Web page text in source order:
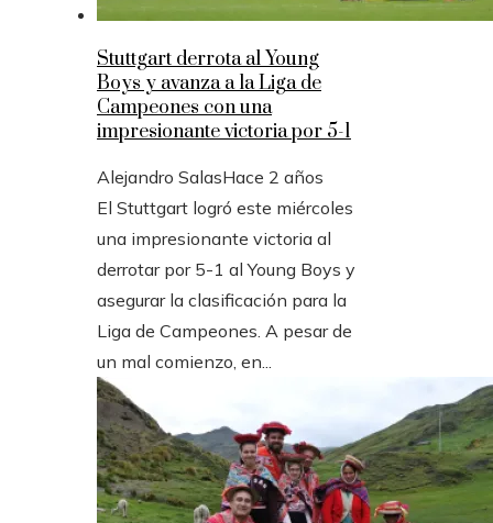
Stuttgart derrota al Young
Boys y avanza a la Liga de
Campeones con una
impresionante victoria por 5-1
Alejandro SalasHace 2 años
El Stuttgart logró este miércoles
una impresionante victoria al
derrotar por 5-1 al Young Boys y
asegurar la clasificación para la
Liga de Campeones. A pesar de
un mal comienzo, en...